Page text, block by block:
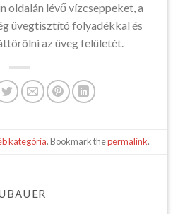
oldalán lévő vízcseppeket, a
üvegtisztító folyadékkal és
az üveg felületét.
kategória. Bookmark thepermalink.